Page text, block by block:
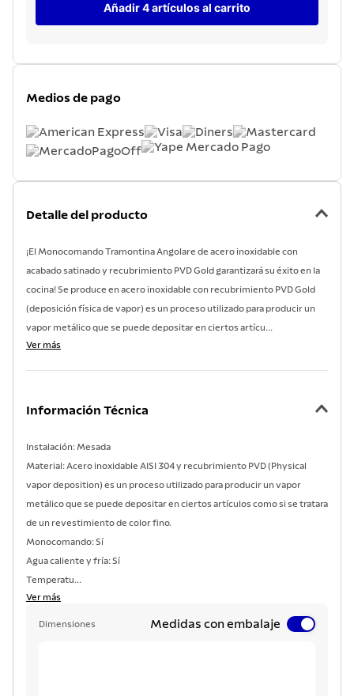
Añadir 4 artículos al carrito
Medios de pago
Detalle del producto
¡El Monocomando Tramontina Angolare de acero inoxidable con
acabado satinado y recubrimiento PVD Gold garantizará su éxito en la
cocina! Se produce en acero inoxidable con recubrimiento PVD Gold
(deposición física de vapor) es un proceso utilizado para producir un
vapor metálico que se puede depositar en ciertos artícu...
Ver más
Información Técnica
Instalación: Mesada
Material: Acero inoxidable AISI 304 y recubrimiento PVD (Physical
vapor deposition) es un proceso utilizado para producir un vapor
metálico que se puede depositar en ciertos artículos como si se tratara
de un revestimiento de color fino.
Monocomando: Sí
Agua caliente y fría: Sí
Temperatu...
Ver más
Dimensiones Medidas con embalaje